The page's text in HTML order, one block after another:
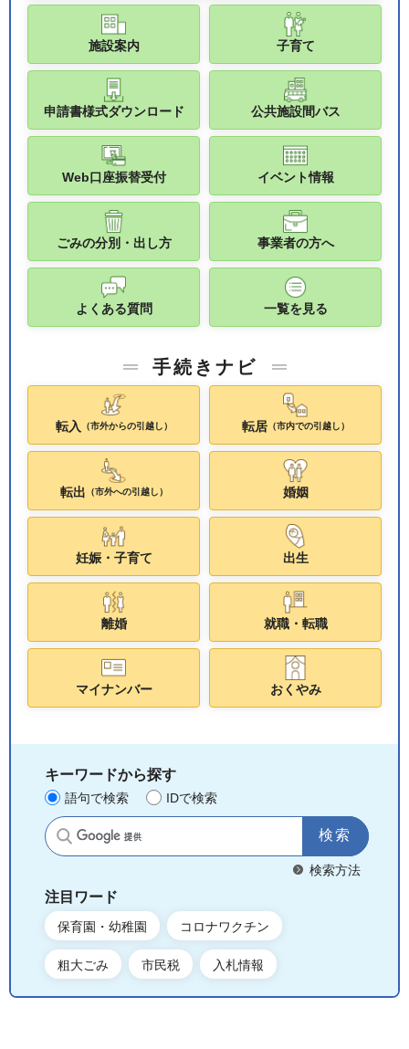
施設案内 子育て
申請書様式ダウンロード 公共施設間バス
Web口座振替受付 イベント情報
ごみの分別・出し方 事業者の方へ
よくある質問 一覧を見る
手続きナビ
転入 （市外からの引越し） 転居（市内での引越し）
転出 （市外への引越し） 婚姻
妊娠・子育て 出生
離婚 就職・転職
マイナンバー おくやみ
キーワードから探す
語句で検索 IDで検索
サイト内検索
検索方法
注目ワード
保育園・幼稚園 コロナワクチン
粗大ごみ 市民税 入札情報